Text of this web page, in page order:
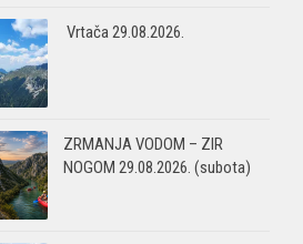
Vrtača 29.08.2026.
ZRMANJA VODOM – ZIR
NOGOM 29.08.2026. (subota)